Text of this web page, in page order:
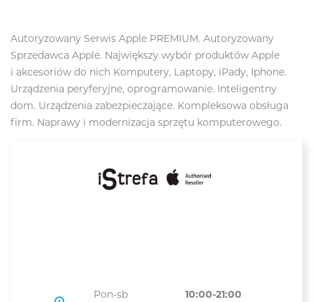
Autoryzowany Serwis Apple PREMIUM. Autoryzowany
Sprzedawca Apple. Największy wybór produktów Apple
i akcesoriów do nich Komputery, Laptopy, iPady, Iphone.
Urządzenia peryferyjne, oprogramowanie. Inteligentny
dom. Urządzenia zabezpieczające. Kompleksowa obsługa
firm. Naprawy i modernizacja sprzętu komputerowego.
Pon-sb
10:00-21:00